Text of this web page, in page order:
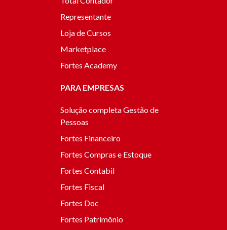
Representante
Loja de Cursos
Marketplace
Fortes Academy
PARA EMPRESAS
Solução completa Gestão de
Pessoas
Fortes Financeiro
Fortes Compras e Estoque
Fortes Contabil
Fortes Fiscal
Fortes Doc
Fortes Patrimônio